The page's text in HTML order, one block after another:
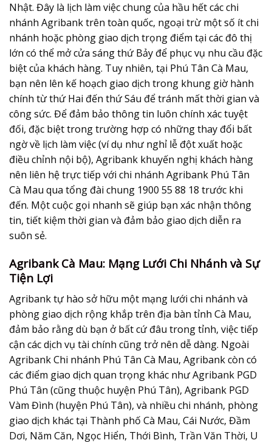
Nhật. Đây là lịch làm việc chung của hầu hết các chi
nhánh Agribank trên toàn quốc, ngoại trừ một số ít chi
nhánh hoặc phòng giao dịch trọng điểm tại các đô thị
lớn có thể mở cửa sáng thứ Bảy để phục vụ nhu cầu đặc
biệt của khách hàng. Tuy nhiên, tại Phú Tân Cà Mau,
bạn nên lên kế hoạch giao dịch trong khung giờ hành
chính từ thứ Hai đến thứ Sáu để tránh mất thời gian và
công sức. Để đảm bảo thông tin luôn chính xác tuyệt
đối, đặc biệt trong trường hợp có những thay đổi bất
ngờ về lịch làm việc (ví dụ như nghỉ lễ đột xuất hoặc
điều chỉnh nội bộ), Agribank khuyến nghị khách hàng
nên liên hệ trực tiếp với chi nhánh Agribank Phú Tân
Cà Mau qua tổng đài chung 1900 55 88 18 trước khi
đến. Một cuộc gọi nhanh sẽ giúp bạn xác nhận thông
tin, tiết kiệm thời gian và đảm bảo giao dịch diễn ra
suôn sẻ.
Agribank Cà Mau: Mạng Lưới Chi Nhánh và Sự
Tiện Lợi
Agribank tự hào sở hữu một mạng lưới chi nhánh và
phòng giao dịch rộng khắp trên địa bàn tỉnh Cà Mau,
đảm bảo rằng dù bạn ở bất cứ đâu trong tỉnh, việc tiếp
cận các dịch vụ tài chính cũng trở nên dễ dàng. Ngoài
Agribank Chi nhánh Phú Tân Cà Mau, Agribank còn có
các điểm giao dịch quan trọng khác như Agribank PGD
Phú Tân (cũng thuộc huyện Phú Tân), Agribank PGD
Vàm Đình (huyện Phú Tân), và nhiều chi nhánh, phòng
giao dịch khác tại Thành phố Cà Mau, Cái Nước, Đầm
Dơi, Năm Căn, Ngọc Hiển, Thới Bình, Trần Văn Thời, U